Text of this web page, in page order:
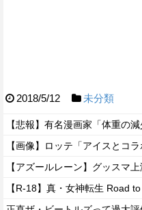
2018/5/12 未分類